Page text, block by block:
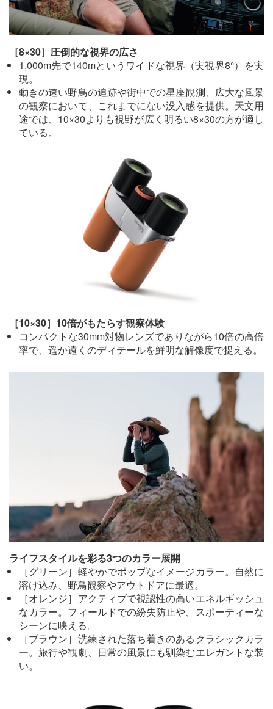
［8×30］圧倒的な視界の広さ
1,000m先で140mというワイドな視界（実視界8°）を実
現。
動きの速い野鳥の追跡や街中での星座観測、広大な風景
の観察において、これまでにない没入感を提供。天文用
途では、10×30よりも視野が広く明るい8×30の方が適し
ている。
［10×30］10倍がもたらす観察体験
コンパクトな30mm対物レンズでありながら10倍の高倍
率で、遥か遠くのディテールを鮮明な解像度で捉える。
ライフスタイルを彩る3つのカラー展開
［グリーン］軽やかでポップなイメージカラー。自然に
溶け込み、野鳥観察やアウトドアに最適。
［オレンジ］アクティブで視認性の高いエネルギッシュ
なカラー。フィールドでの紛失防止や、スポーティーな
シーンに映える。
［ブラウン］洗練された落ち着きのあるクラシックカラ
ー。旅行や観劇、日常の風景にも馴染むエレガントな装
い。